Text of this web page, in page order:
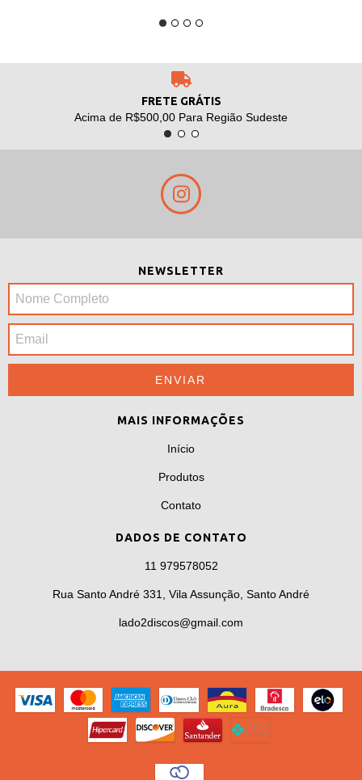
FRETE GRÁTIS
Acima de R$500,00 Para Região Sudeste
NEWSLETTER
MAIS INFORMAÇÕES
Início
Produtos
Contato
DADOS DE CONTATO
11 979578052
Rua Santo André 331, Vila Assunção, Santo André
lado2discos@gmail.com